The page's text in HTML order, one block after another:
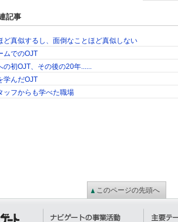
記事
ど真似するし、面倒なことほど真似しない
ムでのOJT
の初OJT、その後の20年......
学んだOJT
ッフからも学べた職場
このページの先頭へ